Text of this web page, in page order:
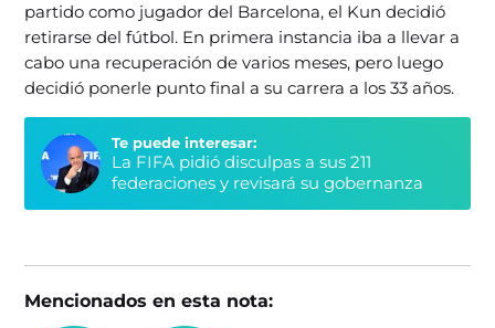
partido como jugador del Barcelona, el Kun decidió
retirarse del fútbol. En primera instancia iba a llevar a
cabo una recuperación de varios meses, pero luego
decidió ponerle punto final a su carrera a los 33 años.
Te puede interesar:
La FIFA pidió disculpas a sus 211
federaciones y revisará su gobernanza
Mencionados en esta nota: